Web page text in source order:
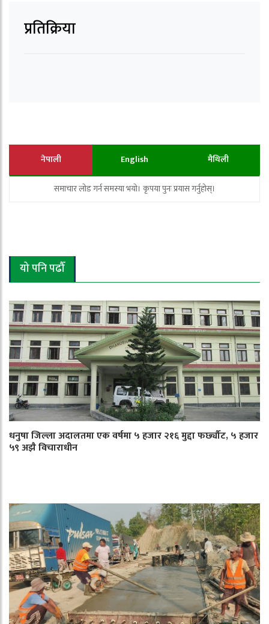
प्रतिक्रिया
नेपाली English मैथिली
समाचार लोड गर्न समस्या भयो। कृपया पुनः प्रयास गर्नुहोस्।
यो पनि पढौँ
धनुषा जिल्ला अदालतमा एक वर्षमा ५ हजार २१६ मुद्दा फर्छ्यौट, ५ हजार
५९ अझै विचाराधीन